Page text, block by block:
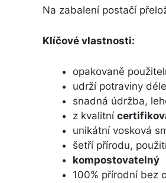
Na zabalení postačí
Klíčové vlastnosti:
opakovaně
udrží potraviny
snadná údržba,
z kvalitní
unikátní vosková
šetří přírodu,
kompostovatelný
100% přírodní bez